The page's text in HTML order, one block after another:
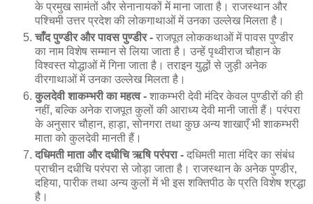
के प्रमुख सामंतों और सेनानायकों में माना जाता है। राजस्थान और
पश्चिमी उत्तर प्रदेश की लोकगाथाओं में उनका उल्लेख मिलता है।
चाँद पुण्डीर और पावस पुण्डीर - राजपूत लोककथाओं में पावस पुण्डीर
का नाम विशेष सम्मान से लिया जाता है। उन्हें पृथ्वीराज चौहान के
विश्वस्त योद्धाओं में गिना जाता है। तराइन युद्धों से जुड़ी अनेक
वीरगाथाओं में उनका उल्लेख मिलता है।
कुलदेवी शाकम्भरी का महत्व - शाकम्भरी देवी मंदिर केवल पुण्डीरों की ही
नहीं, बल्कि अनेक राजपूत कुलों की आराध्य देवी मानी जाती हैं। परंपरा
के अनुसार चौहान, हाड़ा, सोनगरा तथा कुछ अन्य शाखाएँ भी शाकम्भरी
माता को कुलदेवी मानती हैं।
दधिमती माता और दधीचि ऋषि परंपरा - दधिमती माता मंदिर का संबंध
प्राचीन दधीचि परंपरा से जोड़ा जाता है। राजस्थान के अनेक पुण्डीर,
दहिया, पारीक तथा अन्य कुलों में भी इस शक्तिपीठ के प्रति विशेष श्रद्धा
है।